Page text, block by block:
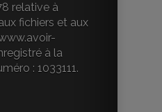
relative à
fichiers et aux
à la
: 1033111.